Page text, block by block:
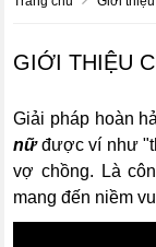
GIỚI THIỆU
Giải pháp hoàn
nữđược ví như
vợ chồng. Là
mang đến niềm